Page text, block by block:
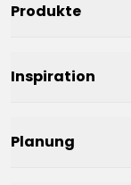
Produkte
Inspiration
Planung